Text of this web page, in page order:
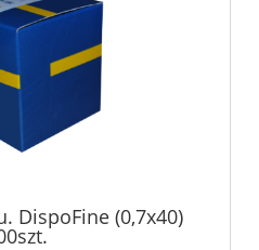
DispoFine (0,7x40)